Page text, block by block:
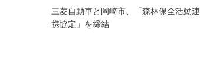
三菱自動車と岡崎市、「森林保全活動連
携協定」を締結